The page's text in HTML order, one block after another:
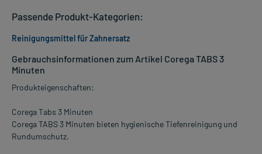
Gebrauchsinformationen zum Artikel Corega TABS 3
Minuten
Produkteigenschaften:
Corega Tabs 3 Minuten
Corega TABS 3 Minuten bieten hygienische Tiefenreinigung und
Rundumschutz.
Passende Produkt-Kategorien:
Reinigungsmittel für Zahnersatz